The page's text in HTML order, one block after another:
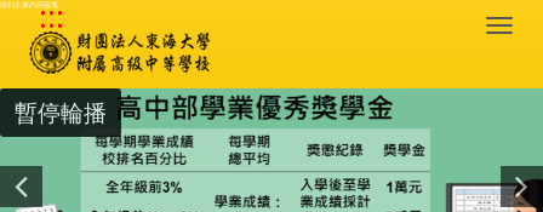
跳到主要內容區塊
:::
暫停輪播